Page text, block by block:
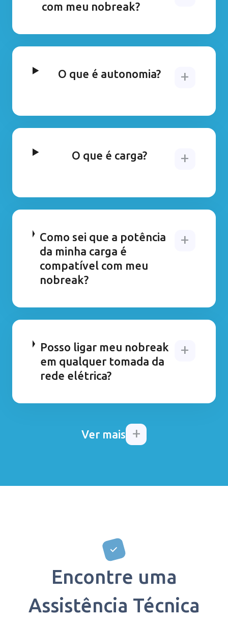
com meu nobreak?
O que é autonomia?
O que é carga?
Como sei que a potência
da minha carga é
compatível com meu
nobreak?
Posso ligar meu nobreak
em qualquer tomada da
rede elétrica?
Ver mais
Encontre uma
Assistência Técnica